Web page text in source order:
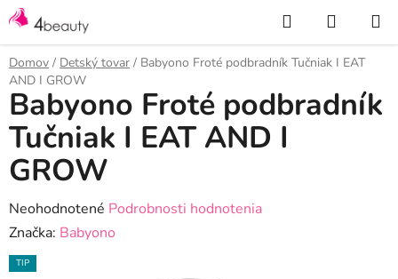
Prejsť
na
obsah
Hľadať
KOŠÍK
Domov / Detský tovar / Babyono Froté podbradník Tučniak I EAT
AND I GROW
Babyono Froté podbradník
Tučniak I EAT AND I
GROW
Priemerné
hodnotenie
produktu
Neohodnotené Podrobnosti hodnotenia
Značka: Babyono
TIP